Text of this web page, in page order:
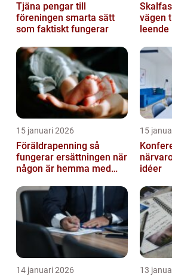
Tjäna pengar till
föreningen smarta sätt
som faktiskt fungerar
vägen
leende
15 januari 2026
Föräldrapenning så
fungerar ersättningen när
någon är hemma med
15
idéer
14 januari 2026 13